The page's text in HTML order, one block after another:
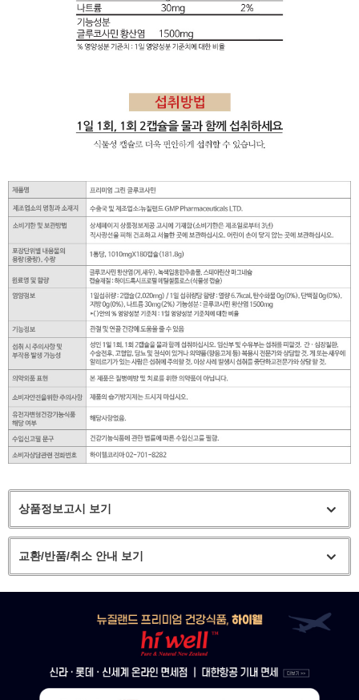
상품정보고시 보기
교환/반품/취소 안내 보기